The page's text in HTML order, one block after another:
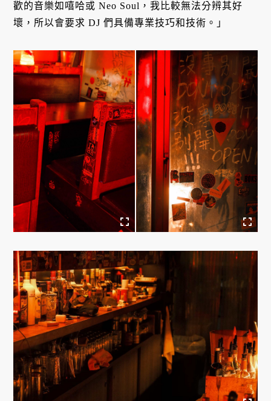
歡的音樂如嘻哈或 Neo Soul，我比較無法分辨其好
壞，所以會要求 DJ 們具備專業技巧和技術。」